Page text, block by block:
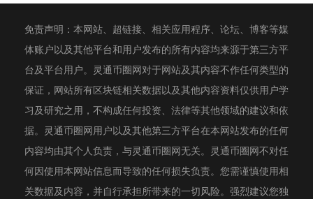
免责声明：本网站、超链接、相关应用程序、论坛、博客等媒
体账户以及其他平台和用户发布的所有内容均来源于第三方平
台及平台用户。灵通币圈网对于网站及其内容不作任何类型的
保证，网站所有区块链相关数据以及其他内容资料仅供用户学
习及研究之用，不构成任何投资、法律等其他领域的建议和依
据。灵通币圈网用户以及其他第三方平台在本网站发布的任何
内容均由其个人负责，与灵通币圈网无关。灵通币圈网不对任
何因使用本网站信息而导致的任何损失负责。您需谨慎使用相
关数据及内容，并自行承担所带来的一切风险。强烈建议您独